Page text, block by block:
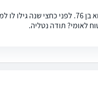
אבא שלי סובל 4 שנים אחרונות ממלנומה
לאומי? תודה נטליה.